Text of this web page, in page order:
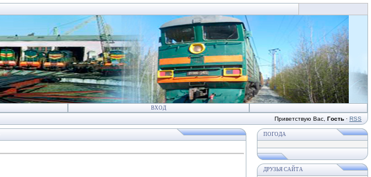
ВХОД
Приветствую Вас Гость · RSS
ПОГОДА
ДРУЗЬЯ САЙТА